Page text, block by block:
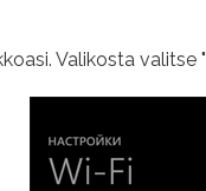
Valikosta valitse "